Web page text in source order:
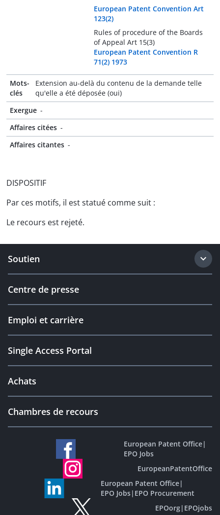
European Patent Convention Art
123(2)
Rules of procedure of the Boards
of Appeal Art 15(3)
European Patent Convention R
71(2) 1973
Mots-
clés
Extension au-delà du contenu de la demande telle
qu'elle a été déposée (oui)
Exergue -
Affaires citées -
Affaires citantes -
DISPOSITIF
Par ces motifs, il est statué comme suit :
Le recours est rejeté.
Soutien
Centre de presse
Emploi et carrière
Single Access Portal
Achats
Chambres de recours
European Patent Office|
EPO Jobs
EuropeanPatentOffice
European Patent Office|
EPO Jobs| EPO Procurement
EPOorg| EPOjobs